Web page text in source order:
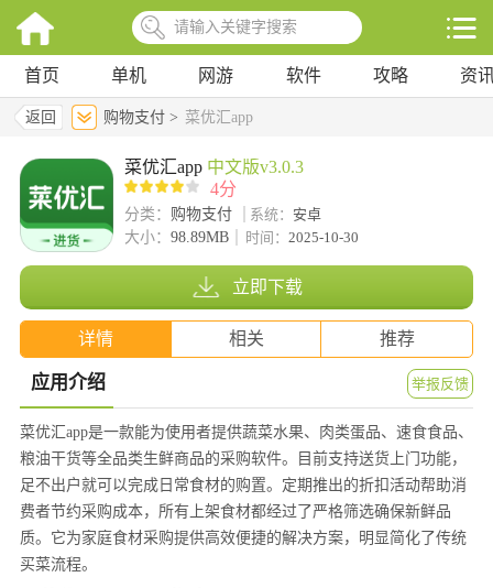
首页 单机 网游 软件 攻略 资
返回 购物支付 > 菜优汇app
菜优汇app 中文版v3.0.3
4分
分类： 购物支付 系统： 安卓
大小： 98.89MB 时间： 2025-10-30
立即下载
详情 相关 推荐
应用介绍 举报反馈
菜优汇app是一款能为使用者提供蔬菜水果、肉类蛋品、速食食品、
粮油干货等全品类生鲜商品的采购软件。目前支持送货上门功能，
足不出户就可以完成日常食材的购置。定期推出的折扣活动帮助消
费者节约采购成本，所有上架食材都经过了严格筛选确保新鲜品
质。它为家庭食材采购提供高效便捷的解决方案，明显简化了传统
买菜流程。